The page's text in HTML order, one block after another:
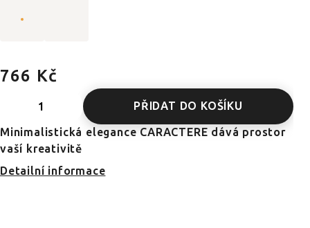
766 Kč
PŘIDAT DO KOŠÍKU
Minimalistická elegance CARACTERE dává prostor
vaší kreativitě
Detailní informace